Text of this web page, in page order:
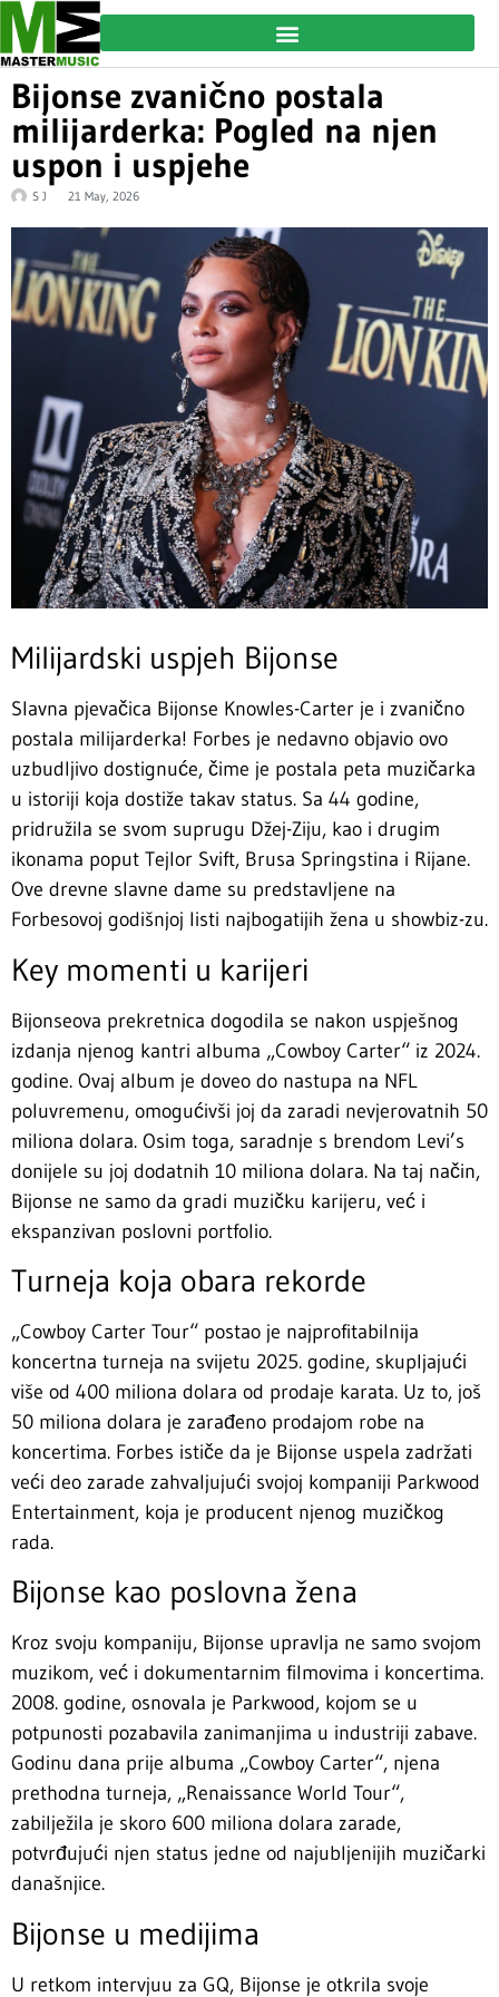
Bijonse zvanično postala
milijarderka: Pogled na njen
uspon i uspjehe
S J 21 May, 2026
Milijardski uspjeh Bijonse
Slavna pjevačica Bijonse Knowles-Carter je i zvanično
postala milijarderka! Forbes je nedavno objavio ovo
uzbudljivo dostignuće, čime je postala peta muzičarka
u istoriji koja dostiže takav status. Sa 44 godine,
pridružila se svom suprugu Džej-Ziju, kao i drugim
ikonama poput Tejlor Svift, Brusa Springstina i Rijane.
Ove drevne slavne dame su predstavljene na
Forbesovoj godišnjoj listi najbogatijih žena u showbiz-zu.
Key momenti u karijeri
Bijonseova prekretnica dogodila se nakon uspješnog
izdanja njenog kantri albuma „Cowboy Carter“ iz 2024.
godine. Ovaj album je doveo do nastupa na NFL
poluvremenu, omogućivši joj da zaradi nevjerovatnih 50
miliona dolara. Osim toga, saradnje s brendom Levi’s
donijele su joj dodatnih 10 miliona dolara. Na taj način,
Bijonse ne samo da gradi muzičku karijeru, već i
ekspanzivan poslovni portfolio.
Turneja koja obara rekorde
„Cowboy Carter Tour“ postao je najprofitabilnija
koncertna turneja na svijetu 2025. godine, skupljajući
više od 400 miliona dolara od prodaje karata. Uz to, još
50 miliona dolara je zarađeno prodajom robe na
koncertima. Forbes ističe da je Bijonse uspela zadržati
veći deo zarade zahvaljujući svojoj kompaniji Parkwood
Entertainment, koja je producent njenog muzičkog
rada.
Bijonse kao poslovna žena
Kroz svoju kompaniju, Bijonse upravlja ne samo svojom
muzikom, već i dokumentarnim filmovima i koncertima.
2008. godine, osnovala je Parkwood, kojom se u
potpunosti pozabavila zanimanjima u industriji zabave.
Godinu dana prije albuma „Cowboy Carter“, njena
prethodna turneja, „Renaissance World Tour“,
zabilježila je skoro 600 miliona dolara zarade,
potvrđujući njen status jedne od najubljenijih muzičarki
današnjice.
Bijonse u medijima
U retkom intervjuu za GQ, Bijonse je otkrila svoje